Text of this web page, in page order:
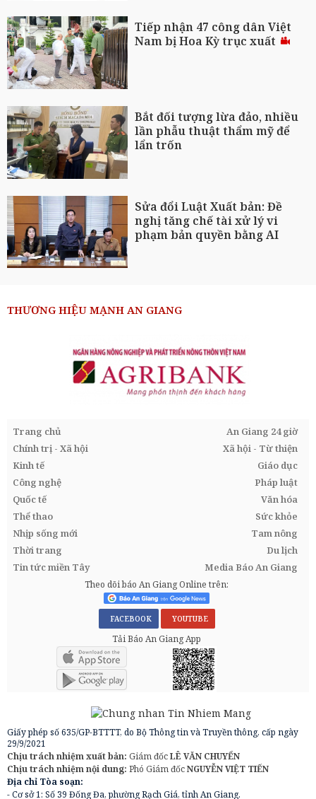
Tiếp nhận 47 công dân Việt
Nam bị Hoa Kỳ trục xuất
Bắt đối tượng lừa đảo, nhiều
lần phẫu thuật thẩm mỹ để
lẩn trốn
Sửa đổi Luật Xuất bản: Đề
nghị tăng chế tài xử lý vi
phạm bản quyền bằng AI
THƯƠNG HIỆU MẠNH AN GIANG
Trang chủ
An Giang 24 giờ
Chính trị - Xã hội
Xã hội - Từ thiện
Kinh tế
Giáo dục
Công nghệ
Pháp luật
Quốc tế
Văn hóa
Thể thao
Sức khỏe
Nhịp sống mới
Tam nông
Thời trang
Du lịch
Tin tức miền Tây
Media Báo An Giang
Theo dõi báo An Giang Online trên:
FACEBOOK YOUTUBE
Tải Báo An Giang App
Giấy phép số 635/GP-BTTTT, do Bộ Thông tin và Truyền thông, cấp ngày
29/9/2021
Chịu trách nhiệm xuất bản: Giám đốcLÊ VĂN CHUYỂN
Chịu trách nhiệm nội dung: Phó Giám đốcNGUYỄN VIỆT TIẾN
Địa chỉ Tòa soạn:
- Cơ sở 1: Số 39 Đống Đa, phường Rạch Giá, tỉnh An Giang.